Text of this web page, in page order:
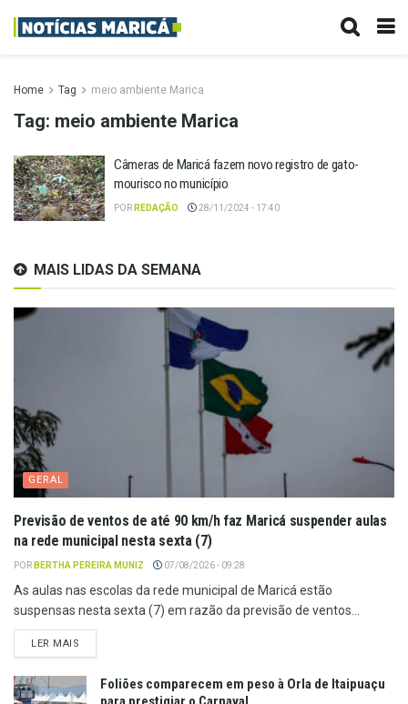
Home Tag meio ambiente Marica
Tag: meio ambiente Marica
Câmeras de Maricá fazem novo registro de gato-
mourisco no município
POR REDAÇÃO 28/11/2024 - 17:40
MAIS LIDAS DA SEMANA
GERAL
Previsão de ventos de até 90 km/h faz Maricá suspender aulas
na rede municipal nesta sexta (7)
POR BERTHA PEREIRA MUNIZ 07/08/2026 - 09:28
As aulas nas escolas da rede municipal de Maricá estão
suspensas nesta sexta (7) em razão da previsão de ventos...
LER MAIS
Foliões comparecem em peso à Orla de Itaipuaçu